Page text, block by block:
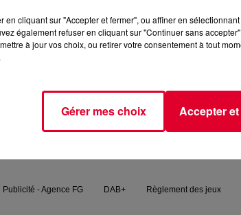
Publicité - Agence FG DAB+ Règlement des jeux
en cliquant sur "Accepter et fermer", ou affiner en
également refuser en cliquant sur "Continuer sans
à jour vos choix, ou retirer votre consentement à tout
Gérer mes choix Accepter